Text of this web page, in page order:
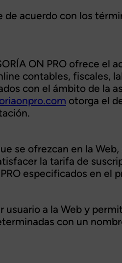
de acuerdo con los
ON PRO ofrece el
contables, fiscales,
con el ámbito de la
otorga el
se ofrezcan en la
la tarifa de
especificados en el
a la Web y
con un